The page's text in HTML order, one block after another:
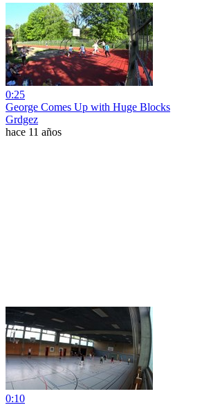
0:25
George Comes Up with Huge Blocks
Grdgez
hace 11 años
0:10